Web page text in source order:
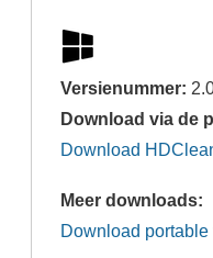
Versienummer:
Download via de
Download
Meer downloads:
Download